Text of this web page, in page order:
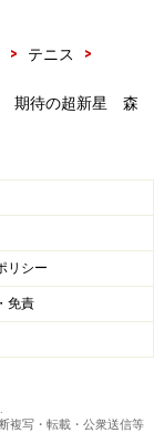
> テニス
>
期待の超新星 森
リシー
免責
複写・転載・公衆送信等